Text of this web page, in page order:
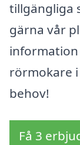
tillgängliga
gärna vår
rörmokare
behov!
Få 3